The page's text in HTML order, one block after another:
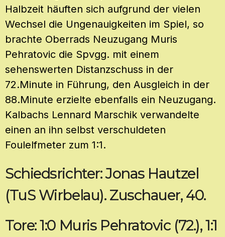
Halbzeit häuften sich aufgrund der vielen
Wechsel die Ungenauigkeiten im Spiel, so
brachte Oberrads Neuzugang Muris
Pehratovic die Spvgg. mit einem
sehenswerten Distanzschuss in der
72.Minute in Führung, den Ausgleich in der
88.Minute erzielte ebenfalls ein Neuzugang.
Kalbachs Lennard Marschik verwandelte
einen an ihn selbst verschuldeten
Foulelfmeter zum 1:1.
Schiedsrichter: Jonas Hautzel
(TuS Wirbelau). Zuschauer, 40.
Tore: 1:0 Muris Pehratovic (72.), 1:1